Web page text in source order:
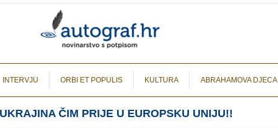
INTERVJU ORBI ET POPULIS KULTURA ABRAHAMOVA DJECA
UKRAJINA ČIM PRIJE U EUROPSKU UNIJU!!